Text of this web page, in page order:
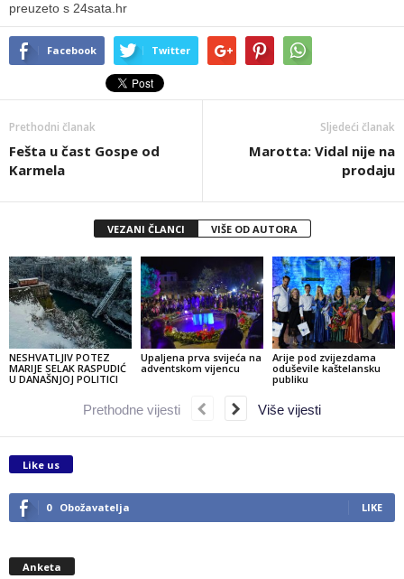
preuzeto s 24sata.hr
Facebook Twitter
Prethodni članak
Fešta u čast Gospe od
Karmela
Sljedeći članak
Marotta: Vidal nije na
prodaju
VEZANI ČLANCI VIŠE OD AUTORA
NESHVATLJIV POTEZ
MARIJE SELAK RASPUDIĆ
U DANAŠNJOJ POLITICI
Upaljena prva svijeća na
adventskom vijencu
Arije pod zvijezdama
oduševile kaštelansku
publiku
Prethodne vijesti Više vijesti
Like us
0 Obožavatelja LIKE
Anketa